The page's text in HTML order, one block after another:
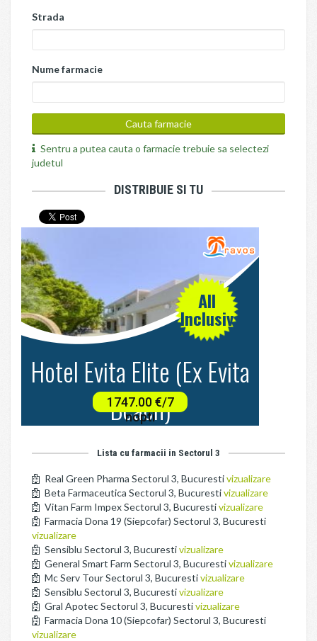
Strada
Nume farmacie
Sentru a putea cauta o farmacie trebuie sa selectezi
judetul
DISTRIBUIE SI TU
Lista cu farmacii in Sectorul 3
Real Green Pharma Sectorul 3, Bucurestivizualizare
Beta Farmaceutica Sectorul 3, Bucurestivizualizare
Vitan Farm Impex Sectorul 3, Bucurestivizualizare
Farmacia Dona 19 (Siepcofar) Sectorul 3, Bucuresti
vizualizare
Sensiblu Sectorul 3, Bucurestivizualizare
General Smart Farm Sectorul 3, Bucurestivizualizare
Mc Serv Tour Sectorul 3, Bucurestivizualizare
Sensiblu Sectorul 3, Bucurestivizualizare
Gral Apotec Sectorul 3, Bucurestivizualizare
Farmacia Dona 10 (Siepcofar) Sectorul 3, Bucuresti
vizualizare